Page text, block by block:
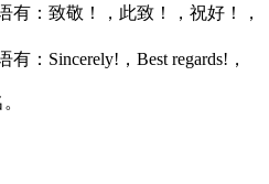
有：致敬！，此致！，祝好！，
：Sincerely!，Best regards!，